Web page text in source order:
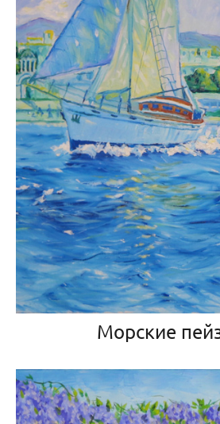
Морские